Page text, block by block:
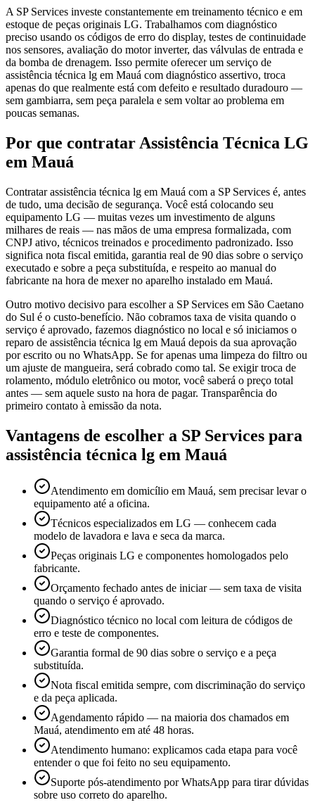
A SP Services investe constantemente em treinamento técnico e em
estoque de peças originais LG. Trabalhamos com diagnóstico
preciso usando os códigos de erro do display, testes de continuidade
nos sensores, avaliação do motor inverter, das válvulas de entrada e
da bomba de drenagem. Isso permite oferecer um serviço de
assistência técnica lg em Mauá com diagnóstico assertivo, troca
apenas do que realmente está com defeito e resultado duradouro —
sem gambiarra, sem peça paralela e sem voltar ao problema em
poucas semanas.
Por que contratar Assistência Técnica LG
em Mauá
Contratar assistência técnica lg em Mauá com a SP Services é, antes
de tudo, uma decisão de segurança. Você está colocando seu
equipamento LG — muitas vezes um investimento de alguns
milhares de reais — nas mãos de uma empresa formalizada, com
CNPJ ativo, técnicos treinados e procedimento padronizado. Isso
significa nota fiscal emitida, garantia real de 90 dias sobre o serviço
executado e sobre a peça substituída, e respeito ao manual do
fabricante na hora de mexer no aparelho instalado em Mauá.
Outro motivo decisivo para escolher a SP Services em São Caetano
do Sul é o custo-benefício. Não cobramos taxa de visita quando o
serviço é aprovado, fazemos diagnóstico no local e só iniciamos o
reparo de assistência técnica lg em Mauá depois da sua aprovação
por escrito ou no WhatsApp. Se for apenas uma limpeza do filtro ou
um ajuste de mangueira, será cobrado como tal. Se exigir troca de
rolamento, módulo eletrônico ou motor, você saberá o preço total
antes — sem aquele susto na hora de pagar. Transparência do
primeiro contato à emissão da nota.
Vantagens de escolher a SP Services para
assistência técnica lg em Mauá
Atendimento em domicílio em Mauá, sem precisar levar o
equipamento até a oficina.
Técnicos especializados em LG — conhecem cada
modelo de lavadora e lava e seca da marca.
Peças originais LG e componentes homologados pelo
fabricante.
Orçamento fechado antes de iniciar — sem taxa de visita
quando o serviço é aprovado.
Diagnóstico técnico no local com leitura de códigos de
erro e teste de componentes.
Garantia formal de 90 dias sobre o serviço e a peça
substituída.
Nota fiscal emitida sempre, com discriminação do serviço
e da peça aplicada.
Agendamento rápido — na maioria dos chamados em
Mauá, atendimento em até 48 horas.
Atendimento humano: explicamos cada etapa para você
entender o que foi feito no seu equipamento.
Suporte pós-atendimento por WhatsApp para tirar dúvidas
sobre uso correto do aparelho.